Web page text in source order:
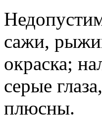
сажи,
окраска;
серые
плюсны.